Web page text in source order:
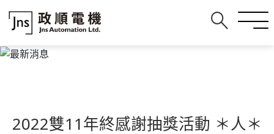
2022雙11年終感謝抽獎活動 ＊人＊